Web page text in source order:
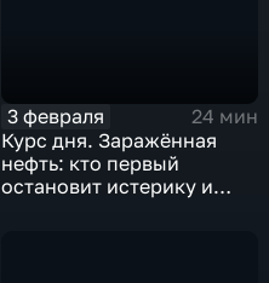
3 февраля
24 мин
Курс дня. Заражённая
нефть: кто первый
остановит истерику и